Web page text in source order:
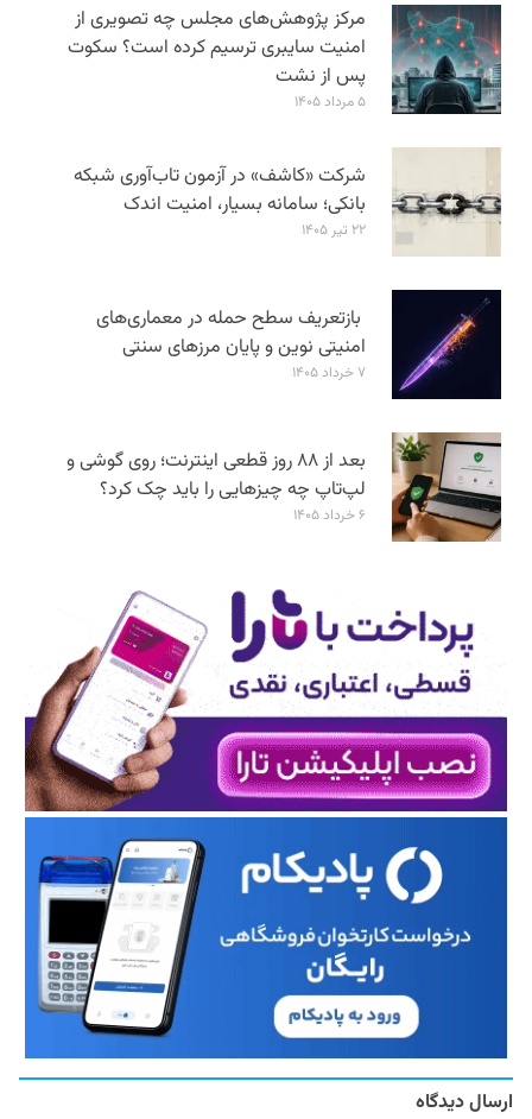
مرکز پژوهش‌های مجلس چه تصویری از
امنیت سایبری ترسیم کرده است؟ سکوت
پس از نشت
۵ مرداد ۱۴۰۵
شرکت «کاشف» در آزمون تاب‌آوری شبکه
بانکی؛ سامانه‌ بسیار، امنیت اندک
۲۲ تیر ۱۴۰۵
بازتعریف سطح حمله در معماری‌های
امنیتی نوین و پایان مرزهای سنتی
۷ خرداد ۱۴۰۵
بعد از ۸۸ روز قطعی اینترنت؛ روی گوشی و
لپ‌تاپ چه چیزهایی را باید چک کرد؟
۶ خرداد ۱۴۰۵
ارسال دیدگاه